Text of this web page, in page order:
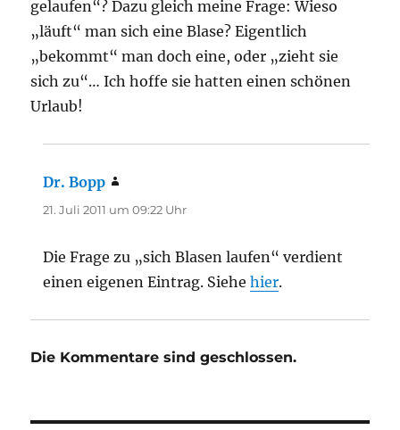
gelaufen“? Dazu gleich meine Frage: Wieso
„läuft“ man sich eine Blase? Eigentlich
„bekommt“ man doch eine, oder „zieht sie
sich zu“… Ich hoffe sie hatten einen schönen
Urlaub!
Dr. Bopp
21. Juli 2011 um 09:22 Uhr
Die Frage zu „sich Blasen laufen“ verdient
einen eigenen Eintrag. Siehehier.
Die Kommentare sind geschlossen.